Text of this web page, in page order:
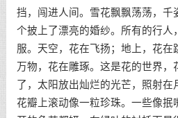
挡，闯进人间。雪花飘飘荡荡，千
个披上了漂亮的婚纱。所有的行人
服。天空，花在飞扬；地上，花在
万物，花在雕琢。这是花的世界，
了，太阳放出灿烂的光芒，照射在
花瓣上滚动像一粒珍珠。一些像抿